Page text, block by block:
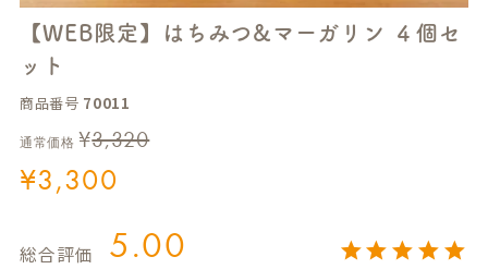
【WEB限定】はちみつ&マーガリン ４個セ
ット
商品番号 70011
通常価格 ¥3,320
¥3,300
5.00